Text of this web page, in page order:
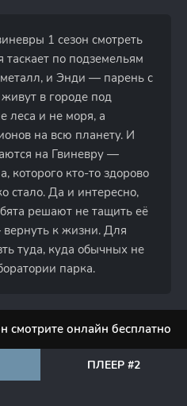
1 сезон смотреть
по подземельям
и Энди — парень с
в городе под
леса и не моря, а
на всю планету. И
на Гвиневру —
которого кто-то здорово
стало. Да и интересно,
решают не тащить её
к жизни. Для
туда, куда обычных не
парка.
смотрите онлайн бесплатно
ПЛЕЕР #2